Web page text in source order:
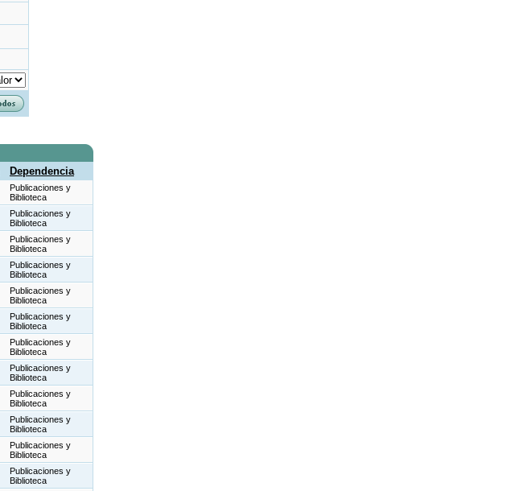
Dependencia
Publicaciones y
Biblioteca
Publicaciones y
Biblioteca
Publicaciones y
Biblioteca
Publicaciones y
Biblioteca
Publicaciones y
Biblioteca
Publicaciones y
Biblioteca
Publicaciones y
Biblioteca
Publicaciones y
Biblioteca
Publicaciones y
Biblioteca
Publicaciones y
Biblioteca
Publicaciones y
Biblioteca
Publicaciones y
Biblioteca